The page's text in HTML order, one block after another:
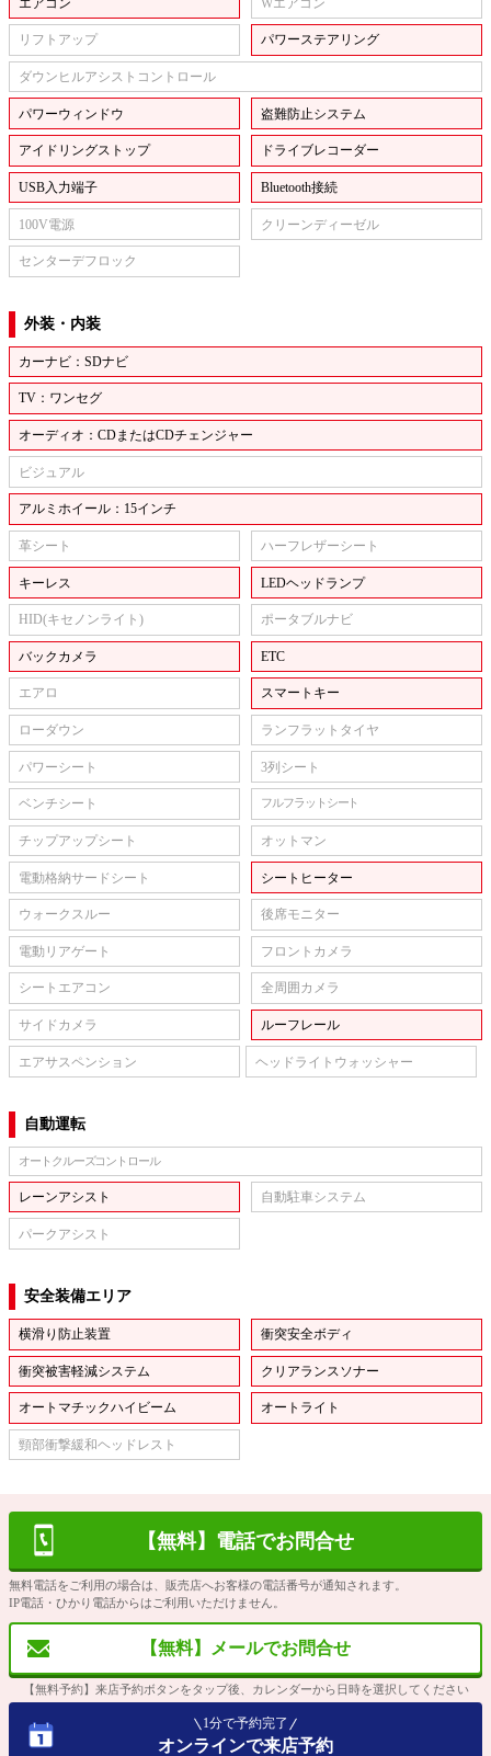
エアコン Wエアコン
リフトアップ パワーステアリング
ダウンヒルアシストコントロール
パワーウィンドウ 盗難防止システム
アイドリングストップ ドライブレコーダー
USB入力端子 Bluetooth接続
100V電源 クリーンディーゼル
センターデフロック
外装・内装
カーナビ：SDナビ
TV：ワンセグ
オーディオ：CDまたはCDチェンジャー
ビジュアル
アルミホイール：15インチ
革シート ハーフレザーシート
キーレス LEDヘッドランプ
HID(キセノンライト) ポータブルナビ
バックカメラ ETC
エアロ スマートキー
ローダウン ランフラットタイヤ
パワーシート 3列シート
ベンチシート フルフラットシート
チップアップシート オットマン
電動格納サードシート シートヒーター
ウォークスルー 後席モニター
電動リアゲート フロントカメラ
シートエアコン 全周囲カメラ
サイドカメラ ルーフレール
エアサスペンション ヘッドライトウォッシャー
自動運転
オートクルーズコントロール
レーンアシスト 自動駐車システム
パークアシスト
安全装備エリア
横滑り防止装置 衝突安全ボディ
衝突被害軽減システム クリアランスソナー
オートマチックハイビーム オートライト
頸部衝撃緩和ヘッドレスト
【無料】電話でお問合せ
無料電話をご利用の場合は、販売店へお客様の電話番号が通知されます。
IP電話・ひかり電話からはご利用いただけません。
【無料】メールでお問合せ
【無料予約】来店予約ボタンをタップ後、カレンダーから日時を選択してください
1分で予約完了
オンラインで来店予約